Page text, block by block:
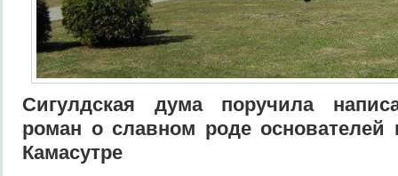
Сигулдская дума поручила
роман о славном роде основателей
Камасутре